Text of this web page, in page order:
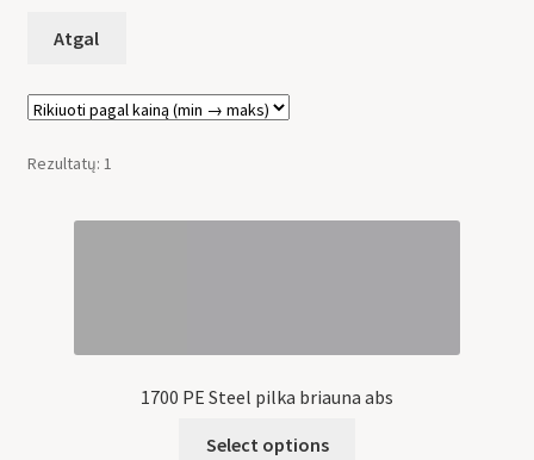
Profilis
Rezultatų: 1
1700 PE Steel pilka briauna abs
Select options